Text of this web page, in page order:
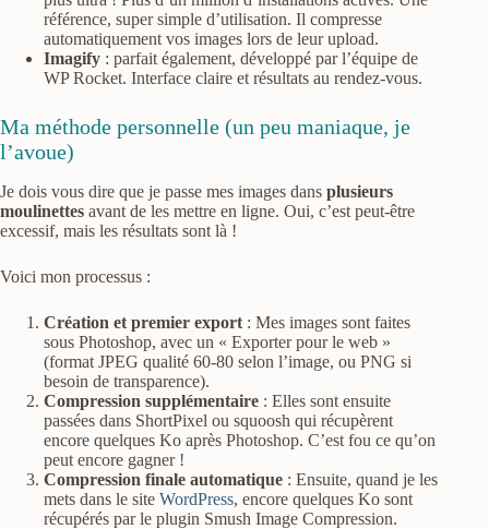
référence, super simple d’utilisation. Il compresse
automatiquement vos images lors de leur upload.
Imagify : parfait également, développé par l’équipe de
WP Rocket. Interface claire et résultats au rendez-vous.
Ma méthode personnelle (un peu maniaque, je
l’avoue)
Je dois vous dire que je passe mes images dans plusieurs
moulinettes avant de les mettre en ligne. Oui, c’est peut-être
excessif, mais les résultats sont là !
Voici mon processus :
Création et premier export : Mes images sont faites
sous Photoshop, avec un « Exporter pour le web »
(format JPEG qualité 60-80 selon l’image, ou PNG si
besoin de transparence).
Compression supplémentaire : Elles sont ensuite
passées dans ShortPixel ou squoosh qui récupèrent
encore quelques Ko après Photoshop. C’est fou ce qu’on
peut encore gagner !
Compression finale automatique : Ensuite, quand je les
mets dans le site WordPress, encore quelques Ko sont
récupérés par le plugin Smush Image Compression.